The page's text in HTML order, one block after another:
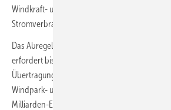
Windkraft- und Solaranlagen bei zu wenig
Stromverbraucher abregeln zu müssen.
Das Abregeln nennt sich in der
erfordert bislang Entschädigungszahlungen
Übertragungsnetzbetreiber an die Grünstrom
Windpark- und Solarpark-Gesellschaften.
Milliarden-Euro-Beträge jährlich.